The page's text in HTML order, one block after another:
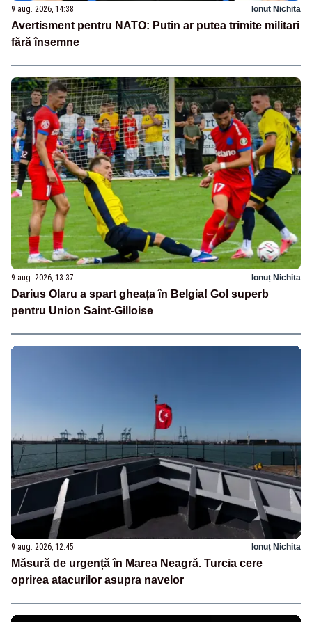
9 aug. 2026, 14:38 Ionuț Nichita
Avertisment pentru NATO: Putin ar putea trimite militari
fără însemne
9 aug. 2026, 13:37 Ionuț Nichita
Darius Olaru a spart gheața în Belgia! Gol superb
pentru Union Saint-Gilloise
9 aug. 2026, 12:45 Ionuț Nichita
Măsură de urgență în Marea Neagră. Turcia cere
oprirea atacurilor asupra navelor